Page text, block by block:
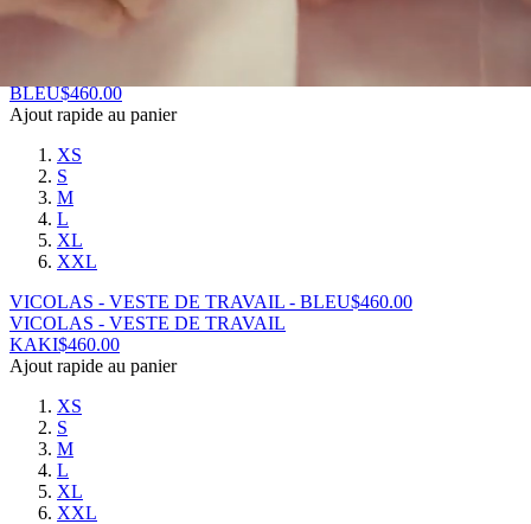
VELCRUZ - VESTE DE TRAVAIL EN SERGÉ - BEIGE
BLEU$460.00
Ajout rapide au panier
XS
S
M
L
XL
XXL
VICOLAS - VESTE DE TRAVAIL - BLEU$460.00
VICOLAS - VESTE DE TRAVAIL
KAKI$460.00
Ajout rapide au panier
XS
S
M
L
XL
XXL